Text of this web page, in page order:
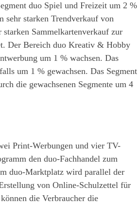
duo Spiel und Freizeit um 2 %
sehr starken Trendverkauf von
Sammelkartenverkauf zur
Der Bereich duo Kreativ & Hobby
um 1 % wachsen. Das
um 1 % gewachsen. Das Segment
die gewachsenen Segmente um 4
Print-Werbungen und vier TV-
den duo-Fachhandel zum
duo-Marktplatz wird parallel der
von Online-Schulzettel für
die Verbraucher die